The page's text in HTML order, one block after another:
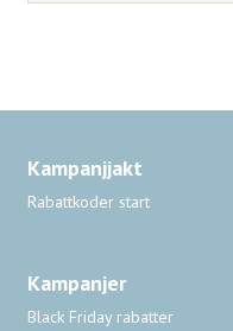
Kampanjjakt
Rabattkoder start
Kampanjer
Black Friday rabatter